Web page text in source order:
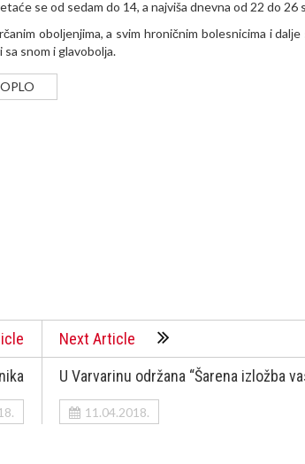
se od sedam do 14, a najviša dnevna od 22 do 26
obolјenjima, a svim hroničnim bolesnicima i
snom i glavobolјa.
Next Article
U Varvarinu održana “Šarena izložba
11.04.2018.